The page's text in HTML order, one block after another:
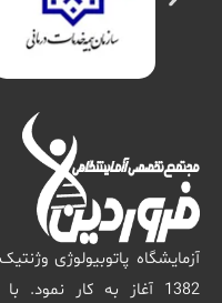
آزمایشگاه پاتوبیولوژی
1382 آغاز به کار